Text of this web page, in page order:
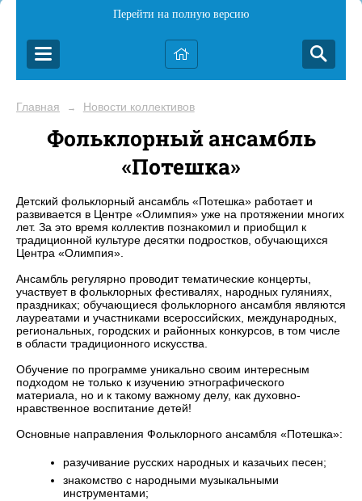
Перейти на полную версию
Главная → Новости коллективов
Фольклорный ансамбль
«Потешка»
Детский фольклорный ансамбль «Потешка» работает и
развивается в Центре «Олимпия» уже на протяжении многих
лет. За это время коллектив познакомил и приобщил к
традиционной культуре десятки подростков, обучающихся
Центра «Олимпия».
Ансамбль регулярно проводит тематические концерты,
участвует в фольклорных фестивалях, народных гуляниях,
праздниках; обучающиеся фольклорного ансамбля являются
лауреатами и участниками всероссийских, международных,
региональных, городских и районных конкурсов, в том числе
в области традиционного искусства.
Обучение по программе уникально своим интересным
подходом не только к изучению этнографического
материала, но и к такому важному делу, как духовно-
нравственное воспитание детей!
Основные направления Фольклорного ансамбля «Потешка»:
разучивание русских народных и казачьих песен;
знакомство с народными музыкальными
инструментами;